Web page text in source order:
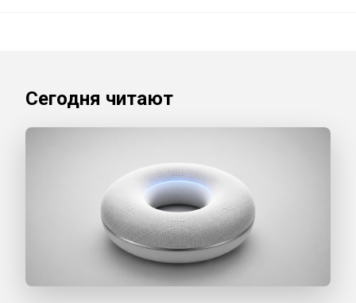
Сегодня читают